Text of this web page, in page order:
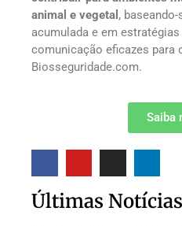
animal e vegetal ,
acumulada e em
comunicação eficazes para
Biosseguridade.com.
Saiba
Últimas Notícias